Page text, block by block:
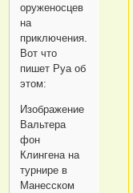
оруженосцев
на
приключения.
Вот что
пишет Руа об
этом:
Изображение
Вальтера
фон
Клингена на
турнире в
Манесском